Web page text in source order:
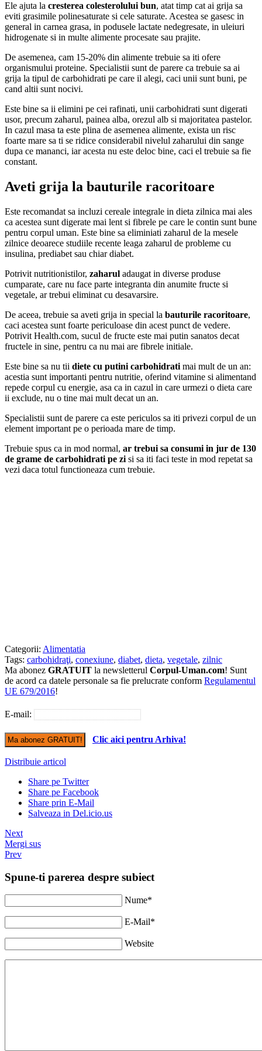
Ele ajuta la cresterea colesterolului bun, atat timp cat ai grija sa
eviti grasimile polinesaturate si cele saturate. Acestea se gasesc in
general in carnea grasa, in podusele lactate nedegresate, in uleiuri
hidrogenate si in multe alimente procesate sau prajite.
De asemenea, cam 15-20% din alimente trebuie sa iti ofere
organismului proteine. Specialistii sunt de parere ca trebuie sa ai
grija la tipul de carbohidrati pe care il alegi, caci unii sunt buni, pe
cand altii sunt nocivi.
Este bine sa ii elimini pe cei rafinati, unii carbohidrati sunt digerati
usor, precum zaharul, painea alba, orezul alb si majoritatea pastelor.
In cazul masa ta este plina de asemenea alimente, exista un risc
foarte mare sa ti se ridice considerabil nivelul zaharului din sange
dupa ce mananci, iar acesta nu este deloc bine, caci el trebuie sa fie
constant.
Aveti grija la bauturile racoritoare
Este recomandat sa incluzi cereale integrale in dieta zilnica mai ales
ca acestea sunt digerate mai lent si fibrele pe care le contin sunt bune
pentru corpul uman. Este bine sa eliminiati zaharul de la mesele
zilnice deoarece studiile recente leaga zaharul de probleme cu
insulina, prediabet sau chiar diabet.
Potrivit nutritionistilor, zaharul adaugat in diverse produse
cumparate, care nu face parte integranta din anumite fructe si
vegetale, ar trebui eliminat cu desavarsire.
De aceea, trebuie sa aveti grija in special la bauturile racoritoare,
caci acestea sunt foarte periculoase din acest punct de vedere.
Potrivit Health.com, sucul de fructe este mai putin sanatos decat
fructele in sine, pentru ca nu mai are fibrele initiale.
Este bine sa nu tii diete cu putini carbohidrati mai mult de un an:
acestia sunt importanti pentru nutritie, oferind vitamine si alimentand
repede corpul cu energie, asa ca in cazul in care urmezi o dieta care
ii exclude, nu o tine mai mult decat un an.
Specialistii sunt de parere ca este periculos sa iti privezi corpul de un
element important pe o perioada mare de timp.
Trebuie spus ca in mod normal, ar trebui sa consumi in jur de 130
de grame de carbohidrati pe zi si sa iti faci teste in mod repetat sa
vezi daca totul functioneaza cum trebuie.
Categorii: Alimentatia
Tags: carbohidraţi, conexiune, diabet, dieta, vegetale, zilnic
Ma abonez GRATUIT la newsletterul Corpul-Uman.com! Sunt
de acord ca datele personale sa fie prelucrate conform Regulamentul
UE 679/2016!
E-mail:
Clic aici pentru Arhiva!
Distribuie articol
Share pe Twitter
Share pe Facebook
Share prin E-Mail
Salveaza in Del.icio.us
Next
Mergi sus
Prev
Spune-ti parerea despre subiect
Nume*
E-Mail*
Website